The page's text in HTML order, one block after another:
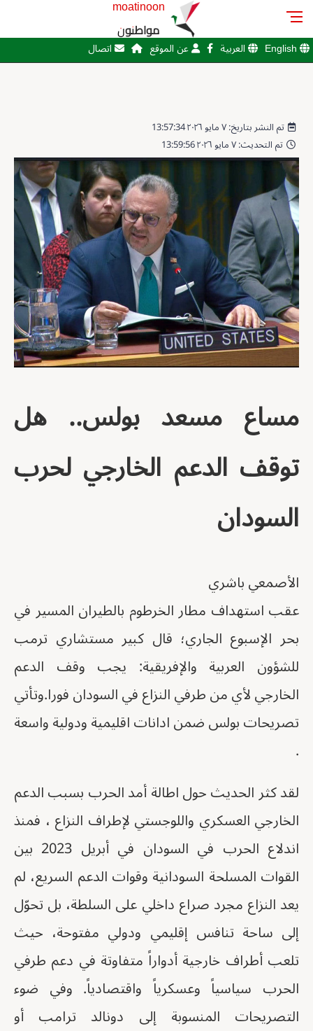
moatinoon
مواطنون
English العربية عن الموقع اتصال
تم النشر بتاريخ: ٧ مايو ٢٠٢٦ 13:57:34
تم التحديث: ٧ مايو ٢٠٢٦ 13:59:56
مساع مسعد بولس.. هل
توقف الدعم الخارجي لحرب
السودان
الأصمعي باشري
عقب استهداف مطار الخرطوم بالطيران المسير في
بحر الإسبوع الجاري؛ قال كبير مستشاري ترمب
للشؤون العربية والإفريقية: يجب وقف الدعم
الخارجي لأي من طرفي النزاع في السودان فورا.وتأتي
تصريحات بولس ضمن ادانات اقليمية ودولية واسعة
.
لقد كثر الحديث حول اطالة أمد الحرب بسبب الدعم
الخارجي العسكري واللوجستي لإطراف النزاع ، فمنذ
اندلاع الحرب في السودان في أبريل 2023 بين
القوات المسلحة السودانية وقوات الدعم السريع، لم
يعد النزاع مجرد صراع داخلي على السلطة، بل تحوّل
إلى ساحة تنافس إقليمي ودولي مفتوحة، حيث
تلعب أطراف خارجية أدواراً متفاوتة في دعم طرفي
الحرب سياسياً وعسكرياً واقتصادياً. وفي ضوء
التصريحات المنسوبة إلى دونالد ترامب أو